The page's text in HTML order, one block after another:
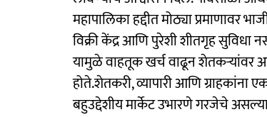
महापालिका हद्दीत मोठ्या प्रमाणावर
विक्री केंद्र आणि पुरेशी शीतगृह सुविधा
यामुळे वाहतूक खर्च वाढून शेतकऱ्यांवर
होते.शेतकरी, व्यापारी आणि
बहुउद्देशीय मार्केट उभारणे गरजेचे